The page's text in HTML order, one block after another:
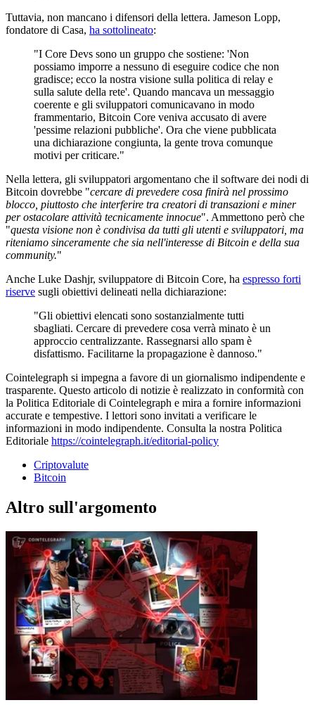
Tuttavia, non mancano i difensori della lettera. Jameson Lopp,
fondatore di Casa, ha sottolineato:
"I Core Devs sono un gruppo che sostiene: 'Non
possiamo imporre a nessuno di eseguire codice che non
gradisce; ecco la nostra visione sulla politica di relay e
sulla salute della rete'. Quando mancava un messaggio
coerente e gli sviluppatori comunicavano in modo
frammentario, Bitcoin Core veniva accusato di avere
'pessime relazioni pubbliche'. Ora che viene pubblicata
una dichiarazione congiunta, la gente trova comunque
motivi per criticare."
Nella lettera, gli sviluppatori argomentano che il software dei nodi di
Bitcoin dovrebbe "cercare di prevedere cosa finirà nel prossimo
blocco, piuttosto che interferire tra creatori di transazioni e miner
per ostacolare attività tecnicamente innocue". Ammettono però che
"questa visione non è condivisa da tutti gli utenti e sviluppatori, ma
riteniamo sinceramente che sia nell'interesse di Bitcoin e della sua
community."
Anche Luke Dashjr, sviluppatore di Bitcoin Core, ha espresso forti
riserve sugli obiettivi delineati nella dichiarazione:
"Gli obiettivi elencati sono sostanzialmente tutti
sbagliati. Cercare di prevedere cosa verrà minato è un
approccio centralizzante. Rassegnarsi allo spam è
disfattismo. Facilitarne la propagazione è dannoso."
Cointelegraph si impegna a favore di un giornalismo indipendente e
trasparente. Questo articolo di notizie è realizzato in conformità con
la Politica Editoriale di Cointelegraph e mira a fornire informazioni
accurate e tempestive. I lettori sono invitati a verificare le
informazioni in modo indipendente. Consulta la nostra Politica
Editoriale https://cointelegraph.it/editorial-policy
Criptovalute
Bitcoin
Altro sull'argomento